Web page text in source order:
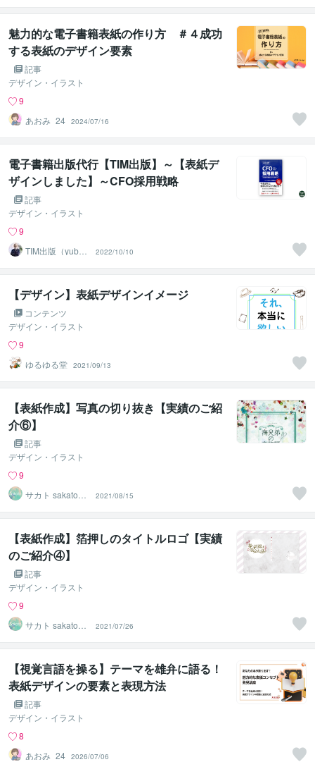
魅力的な電子書籍表紙の作り方 ＃４成功
する表紙のデザイン要素
記事
デザイン・イラスト
9
あおみ_24 2024/07/16
電子書籍出版代行【TIM出版】～【表紙デ
ザインしました】～CFO採用戦略
記事
デザイン・イラスト
9
TIM出版（yubun
e0634）
2022/10/10
【デザイン】表紙デザインイメージ
コンテンツ
デザイン・イラスト
9
ゆるゆる堂 2021/09/13
【表紙作成】写真の切り抜き【実績のご紹
介⑥】
記事
デザイン・イラスト
9
サカト sakato_d
esign
2021/08/15
【表紙作成】箔押しのタイトルロゴ【実績
のご紹介④】
記事
デザイン・イラスト
9
サカト sakato_d
esign
2021/07/26
【視覚言語を操る】テーマを雄弁に語る！
表紙デザインの要素と表現方法
記事
デザイン・イラスト
8
あおみ_24 2026/07/06